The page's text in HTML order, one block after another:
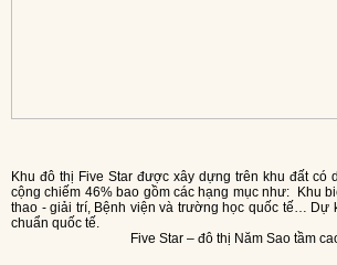
Đội xe thi
Khu đô thị Five Star được xây dựng trên khu đất có
cộng chiếm 46% bao gồm các hạng mục như:
Khu
thao - giải trí, Bệnh viện và trường học quốc tế… Dự
chuẩn quốc tế.
Five Star – đô thị Năm Sao tầm